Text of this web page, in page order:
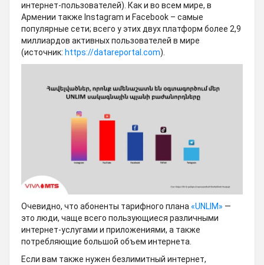
интернет-пользователей). Как и во всем мире, в
Армении также Instagram и Facebook – самые
популярные сети; всего у этих двух платформ более 2,9
миллиардов активных пользователей в мире
(источник: https://datareportal.com).
Очевидно, что абоненты тарифного плана«UNLIM» —
это люди, чаще всего пользующиеся различными
интернет-услугами и приложениями, а также
потребляющие большой объем интернета.
Если вам также нужен безлимитный интернет,